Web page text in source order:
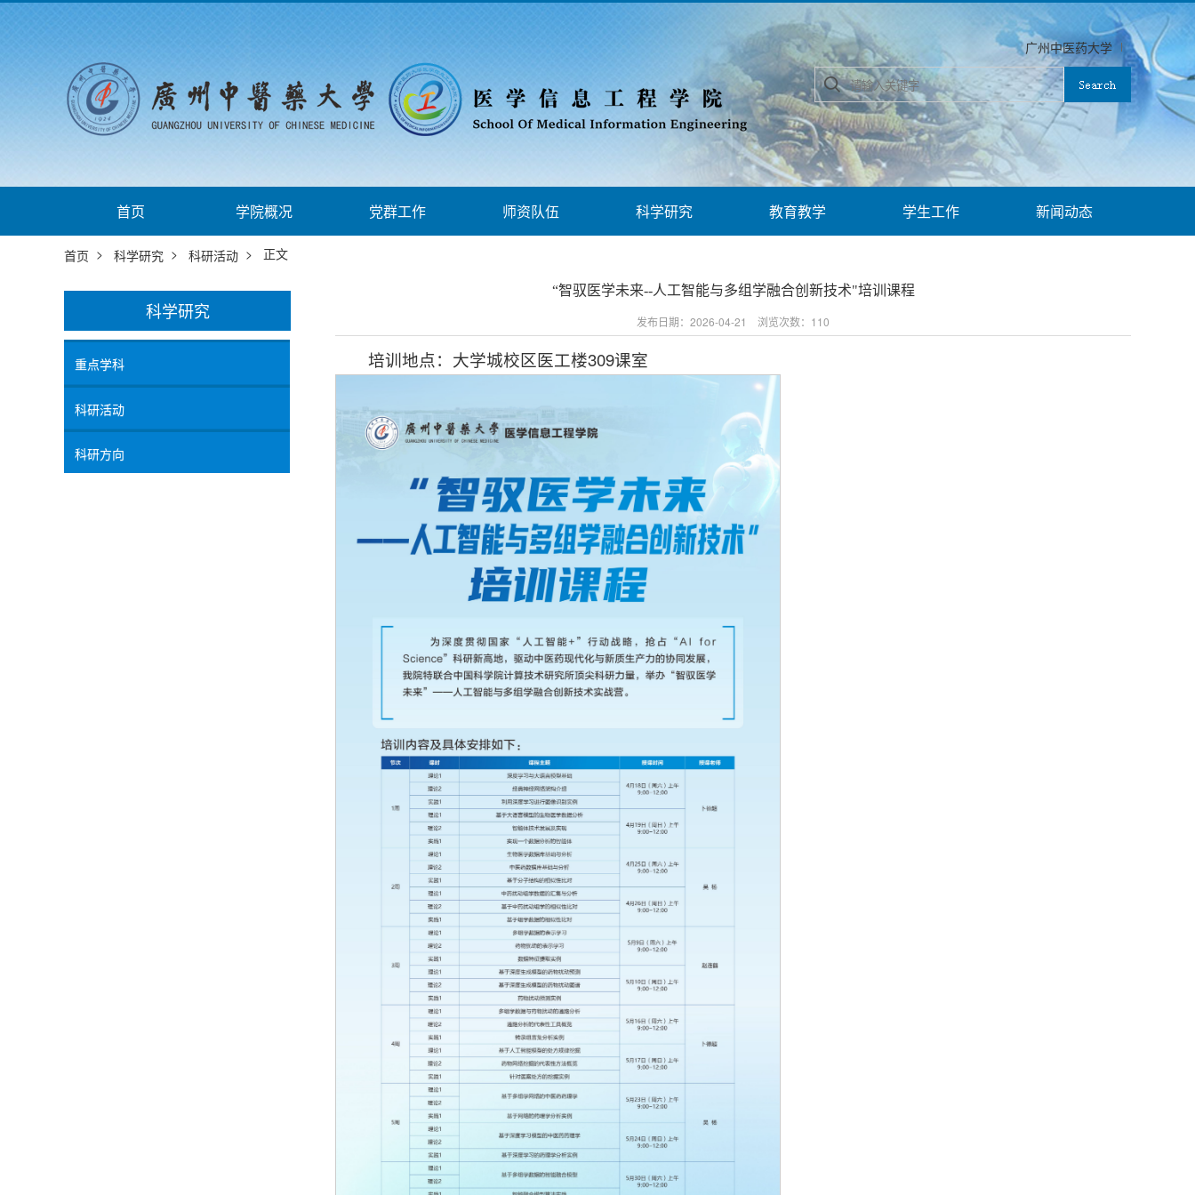
广州中医药大学
首页 学院概况 党群工作 师资队伍 科学研究 教育教学 学生工作 新闻动态
首页 > 科学研究 > 科研活动 > 正文
科学研究
重点学科
科研活动
科研方向
“智驭医学未来--人工智能与多组学融合创新技术"培训课程
发布日期：2026-04-21 浏览次数： 110
培训地点：大学城校区医工楼309课室